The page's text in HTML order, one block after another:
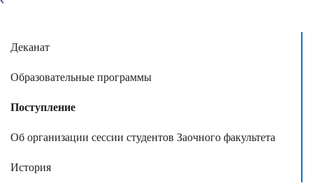
Деканат
Образовательные программы
Поступление
Об организации сессии студентов Заочного факультета
История